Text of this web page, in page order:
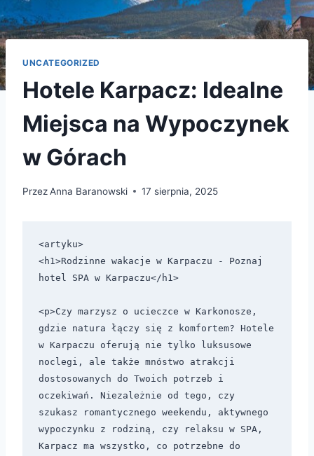
UNCATEGORIZED
Hotele Karpacz: Idealne
Miejsca na Wypoczynek
w Górach
PrzezAnna Baranowski 17 sierpnia, 2025
<artyku>
<h1>Rodzinne wakacje w Karpaczu - Poznaj
hotel SPA w Karpaczu</h1>
<p>Czy marzysz o ucieczce w Karkonosze,
gdzie natura łączy się z komfortem? Hotele
w Karpaczu oferują nie tylko luksusowe
noclegi, ale także mnóstwo atrakcji
dostosowanych do Twoich potrzeb i
oczekiwań. Niezależnie od tego, czy
szukasz romantycznego weekendu, aktywnego
wypoczynku z rodziną, czy relaksu w SPA,
Karpacz ma wszystko, co potrzebne do